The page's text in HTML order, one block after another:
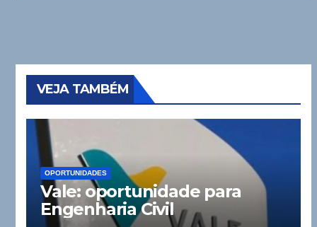
VEJA TAMBÉM
OPORTUNIDADES
Vale: oportunidade para
Engenharia Civil